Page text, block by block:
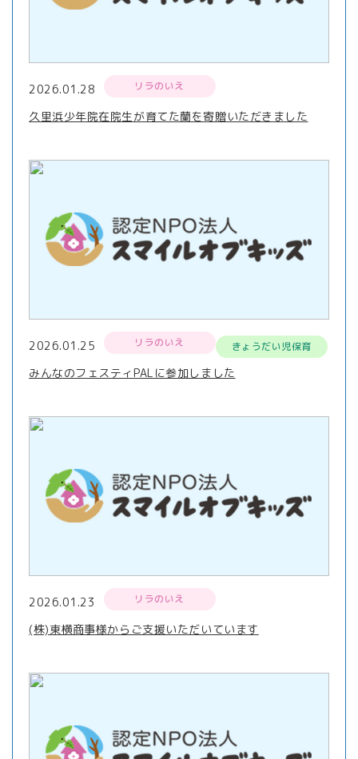
2026.01.28 リラのいえ
久里浜少年院在院生が育てた蘭を寄贈いただきました
2026.01.25 リラのいえ きょうだい児保育
みんなのフェスティPALに参加しました
2026.01.23 リラのいえ
(株)東横商事様からご支援いただいています